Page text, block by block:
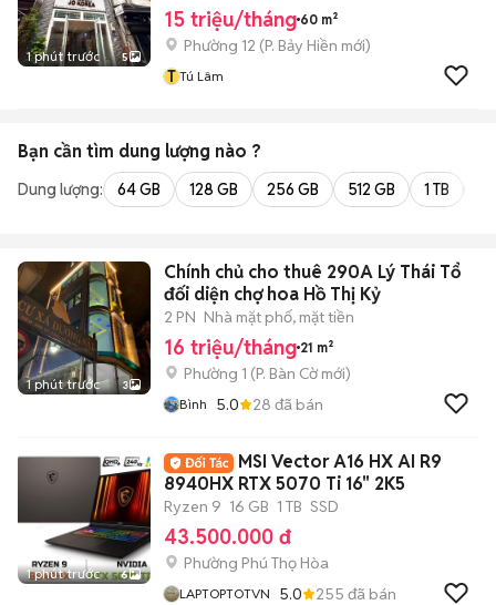
1 phút trước 5
15 triệu/tháng 60 m²
Phường 12 (P. Bảy Hiền mới)
T Tú Lâm
Bạn cần tìm dung lượng nào ?
Dung lượng: 64 GB 128 GB 256 GB 512 GB 1 TB
1 phút trước 3
Chính chủ cho thuê 290A Lý Thái Tổ
đối diện chợ hoa Hồ Thị Kỷ
2 PN Nhà mặt phố, mặt tiền
16 triệu/tháng 21 m²
Phường 1 (P. Bàn Cờmới)
Bình 5.0 28 đã bán
1 phút trước 6
MSI Vector A16 HX AI R9
8940HX RTX 5070 Ti 16" 2K5
Ryzen 9 16 GB 1 TB SSD
43.500.000 đ
Phường Phú Thọ Hòa
LAPTOPTOTVN 5.0 255 đã bán